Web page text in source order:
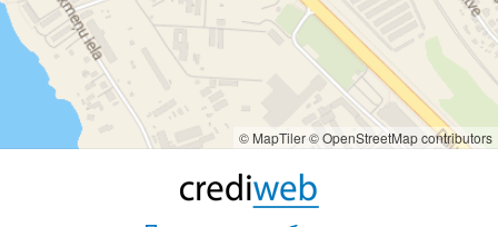
© MapTiler© OpenStreetMap contributors